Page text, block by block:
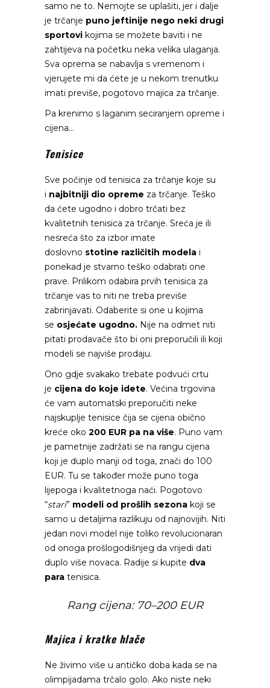
samo ne to. Nemojte se uplašiti, jer i dalje
je trčanje puno jeftinije nego neki drugi
sportovi kojima se možete baviti i ne
zahtijeva na početku neka velika ulaganja.
Sva oprema se nabavlja s vremenom i
vjerujete mi da ćete je u nekom trenutku
imati previše, pogotovo majica za trčanje.
Pa krenimo s laganim seciranjem opreme i
cijena…
Tenisice
Sve počinje od tenisica za trčanje koje su
i najbitniji dio opreme za trčanje. Teško
da ćete ugodno i dobro trčati bez
kvalitetnih tenisica za trčanje. Sreća je ili
nesreća što za izbor imate
doslovno stotine različitih modela i
ponekad je stvarno teško odabrati one
prave. Prilikom odabira prvih tenisica za
trčanje vas to niti ne treba previše
zabrinjavati. Odaberite si one u kojima
se osjećate ugodno. Nije na odmet niti
pitati prodavače što bi oni preporučili ili koji
modeli se najviše prodaju.
Ono gdje svakako trebate podvući crtu
je cijena do koje idete. Većina trgovina
će vam automatski preporučiti neke
najskuplje tenisice čija se cijena obično
kreće oko 200 EUR pa na više. Puno vam
je pametnije zadržati se na rangu cijena
koji je duplo manji od toga, znači do 100
EUR. Tu se također može puno toga
lijepoga i kvalitetnoga naći. Pogotovo
“stari” modeli od prošlih sezona koji se
samo u detaljima razlikuju od najnovijih. Niti
jedan novi model nije toliko revolucionaran
od onoga prošlogodišnjeg da vrijedi dati
duplo više novaca. Radije si kupite dva
para tenisica.
Rang cijena: 70–200 EUR
Majica i kratke hlače
Ne živimo više u antičko doba kada se na
olimpijadama trčalo golo. Ako niste neki